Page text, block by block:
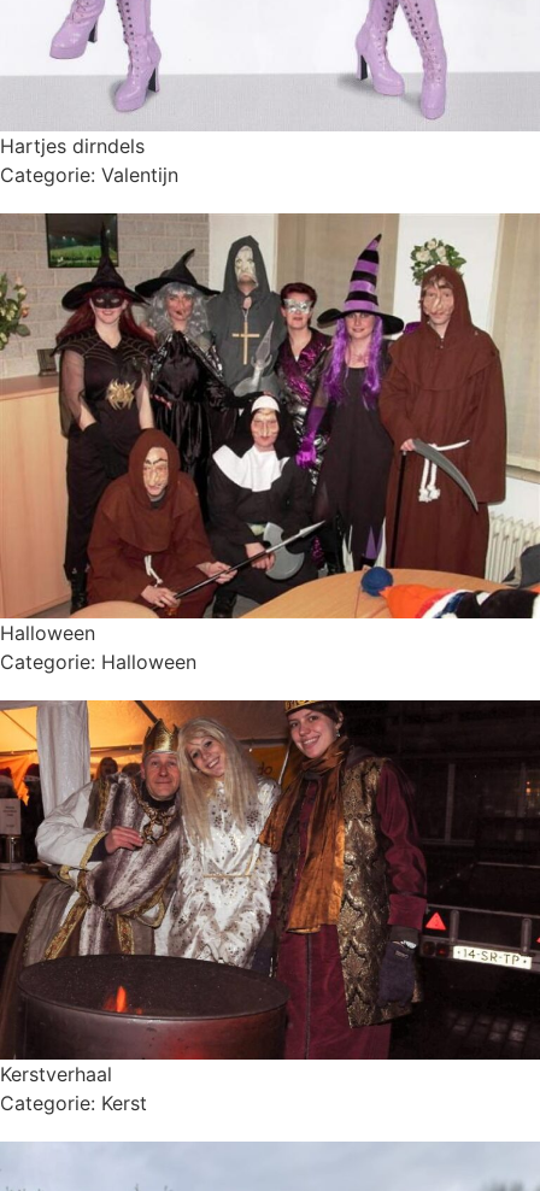
Hartjes dirndels
Categorie: Valentijn
Halloween
Categorie: Halloween
Kerstverhaal
Categorie: Kerst